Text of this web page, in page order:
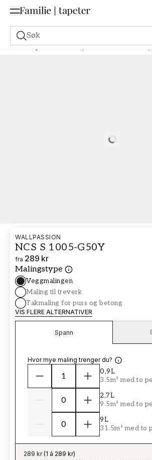
Søk
Maling Bestill basert på NCS Bestill basert
Loading…
WALLPASSION
NCS S 1005-G50Y
fra 289 kr
Malingstype
Veggmalingen
Maling til treverk
Takmaling for puss og betong
VIS FLERE ALTERNATIVER
Spann
Hvor mye maling trenger du?
0,9L
3.5m² med to
2,7L
9.5m² med to
9L
31.5m² med to
289 kr(1 á 289 kr)